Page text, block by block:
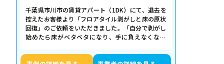
千葉県市川市の賃貸アパート（1DK）にて、退去を
控えたお客様より「フロアタイル剥がしと床の原状
回復」のご依頼をいただきました。「自分で剥がし
始めたら床がベタベタになり、手に負えなくなっ